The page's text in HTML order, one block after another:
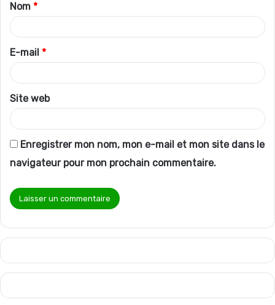
a
i
r
e
*
Nom *
E-mail *
Site web
Enregistrer mon nom, mon e-mail et mon site dans le
navigateur pour mon prochain commentaire.